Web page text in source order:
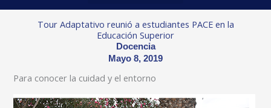
Tour Adaptativo reunió a estudiantes PACE en la
Educación Superior
Docencia
Mayo 8, 2019
Para conocer la cuidad y el entorno